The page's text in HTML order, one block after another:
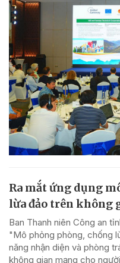
Ra mắt ứng dụng
lừa đảo trên không
Ban Thanh niên Công an
"Mô phỏng phòng, chống
năng nhận diện và phòng
không gian mạng cho